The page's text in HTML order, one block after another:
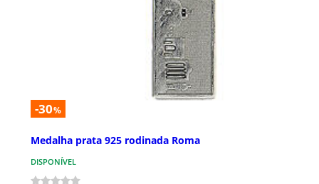
-30%
Medalha prata 925 rodinada Roma
DISPONÍVEL